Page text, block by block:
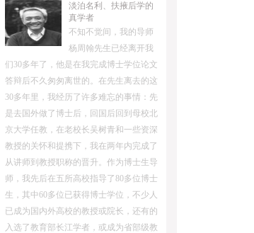
淡泊名利、扶掖后学的
真学者
不知不觉间，我的导师
杨周翰先生已经离开我
们30多年了，他是在我完成博士学位论文
答辩后不久匆匆离世的。在先生离去的这
30多年里，我经历了许多难忘的事情：先
是去国外做了博士后，回国后回到母校北
京大学任教，在老校长吴树青和一些资深
教授的关怀和提携下，我在两年内完成了
从讲师到教授职称的晋升。作为博士生导
师，我先后在五所高校指导了80多位博士
生，其中60多位已获得博士学位，不少人
已成为国内外高校的教授或院长，还有的
入选了教育部长江学者，或成为省部级教